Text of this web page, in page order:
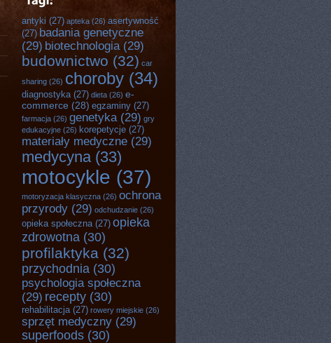
antyki (27) apteka (26) asertywność
(27) badania genetyczne
(29) biotechnologia (29)
budownictwo (32) car
sharing (26) choroby (34)
diagnostyka(27) dieta (26) e-
commerce (28) egzaminy (27)
farmacja (26) genetyka (29) gry
edukacyjne (26) korepetycje (27)
materiały medyczne (29)
medycyna(33)
motocykle (37)
motoryzacja klasyczna (26) ochrona
przyrody (29) odchudzanie (26)
opieka społeczna(27) opieka
zdrowotna (30)
profilaktyka (32)
przychodnia (30)
psychologia społeczna
(29) recepty (30)
rehabilitacja(27) rowery miejskie (26)
sprzęt medyczny (29)
superfoods (30)